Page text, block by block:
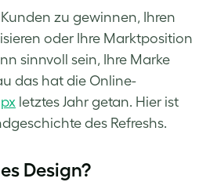
zu gewinnen, Ihren
oder Ihre Marktposition
sinnvoll sein, Ihre Marke
das hat die Online-
letztes Jahr getan. Hier ist
des Refreshs.
Design?